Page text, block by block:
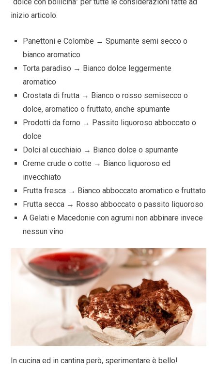
inizio articolo.
Panettoni e Colombe → Spumante semi secco o
bianco aromatico
Torta paradiso → Bianco dolce leggermente
aromatico
Crostata di frutta → Bianco o rosso semisecco o
dolce, aromatico o fruttato, anche spumante
Prodotti da forno → Passito liquoroso abboccato o
dolce
Dolci al cucchiaio → Bianco dolce o spumante
Creme crude o cotte → Bianco liquoroso ed
invecchiato
Frutta fresca → Bianco abboccato aromatico e fruttato
Frutta secca → Rosso abboccato o passito liquoroso
A Gelati e Macedonie con agrumi non abbinare invece
nessun vino
In cucina ed in cantina però, sperimentare è bello!